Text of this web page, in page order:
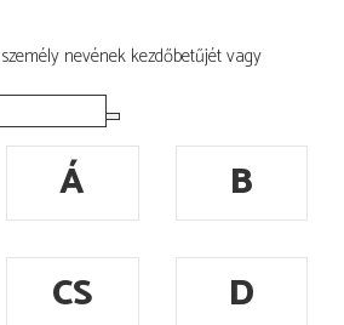
nevének kezdőbetűjét vagy
Á
B
CS
D